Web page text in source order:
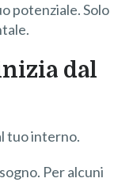
potenziale. Solo
dal
tuo interno.
Per alcuni